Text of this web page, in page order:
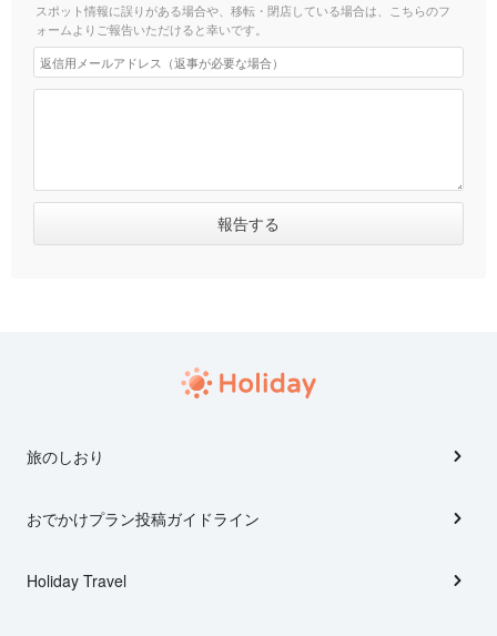
スポット情報に誤りがある場合や、移転・閉店している場合は、こちらのフ
ォームよりご報告いただけると幸いです。
旅のしおり
おでかけプラン投稿ガイドライン
Holiday Travel